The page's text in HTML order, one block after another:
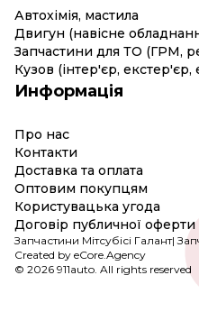
Автохімія, мастила
Двигун (навісне
Запчастини для ТО (ГРМ,
Кузов (інтер'єр, екстер'єр,
Информація
Про нас
Контакти
Доставка та оплата
Оптовим покупцям
Користувацька угода
Договір публичної оферти
Created by eCore.Agency
Запчастини Мітсубісі Галант|
© 2026 911auto. All rights reserved